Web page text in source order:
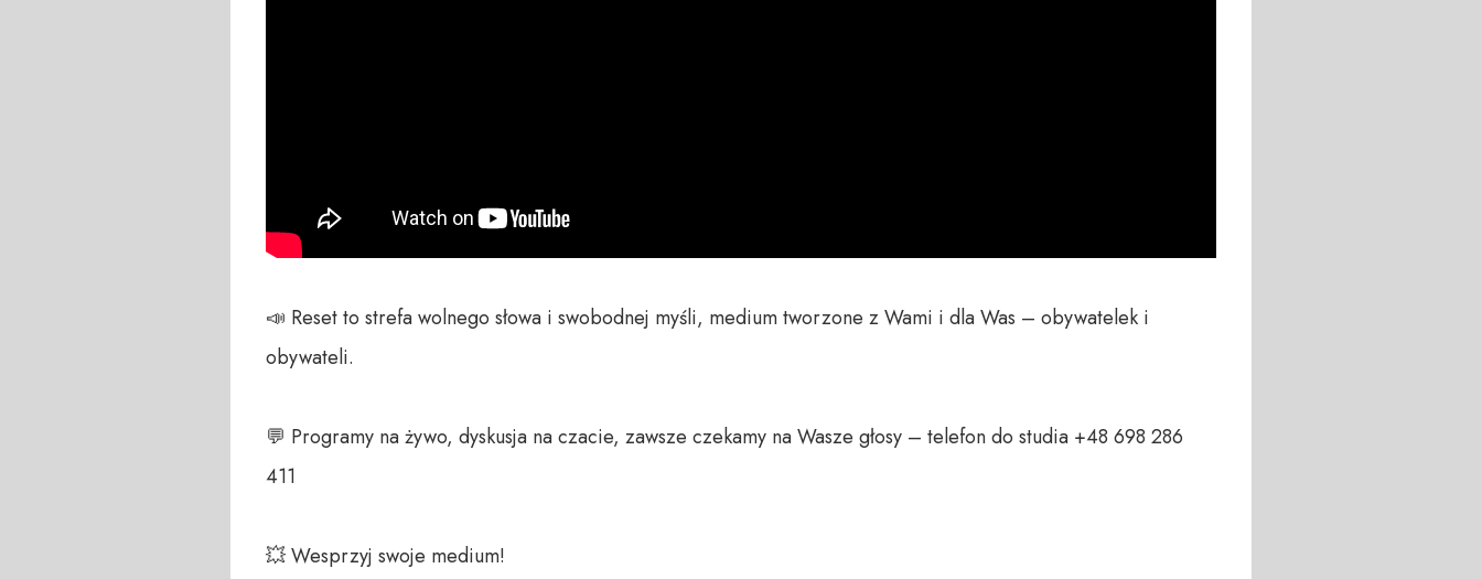
📣 Reset to strefa wolnego słowa i swobodnej myśli, medium tworzone z Wami i dla Was – obywatelek i
obywateli.
💬 Programy na żywo, dyskusja na czacie, zawsze czekamy na Wasze głosy – telefon do studia +48 698 286
411
💥 Wesprzyj swoje medium!